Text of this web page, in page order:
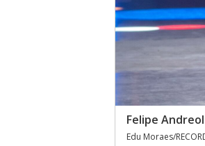
Felipe
Edu Moraes/